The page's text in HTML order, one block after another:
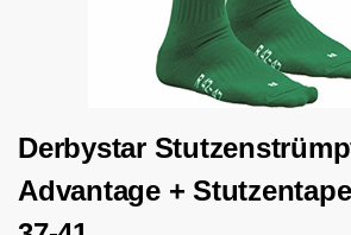
Derbystar
Advantage +